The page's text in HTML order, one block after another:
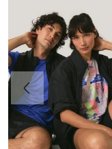
Ankstesnis